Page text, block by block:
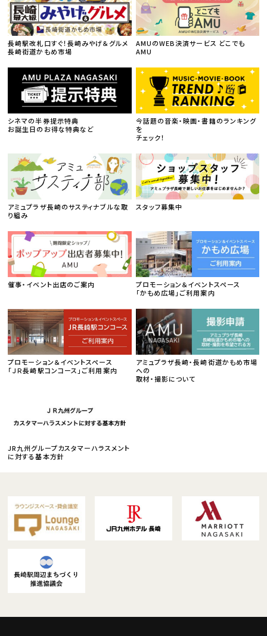
長崎駅改札口すぐ！長崎みやげ＆グルメ
長崎街道かもめ市場
AMUのWEB決済サービス どこでも
AMU
シネマの半券提示特典
お誕生日のお得な特典など
今話題の音楽・映画・書籍のランキング
を
チェック！
アミュプラザ長崎のサスティナブルな取
り組み
スタッフ募集中
催事・イベント出店のご案内
プロモーション＆イベントスペース
「かもめ広場」ご利用案内
プロモーション＆イベントスペース
「ＪＲ長崎駅コンコース」ご利用案内
アミュプラザ長崎・長崎街道かもめ市場
への
取材・撮影について
JR九州グループカスタマーハラスメント
に対する基本方針